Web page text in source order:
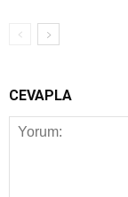
CEVAPLA